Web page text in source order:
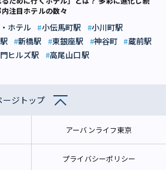
注目ホテルの数々
ホテル 小伝馬町駅
小川町駅
新橋駅 東銀座駅 神谷町
蔵前駅
ヒルズ駅
高尾山口駅
ージトップ
アーバンライフ東京
プライバシーポリシー